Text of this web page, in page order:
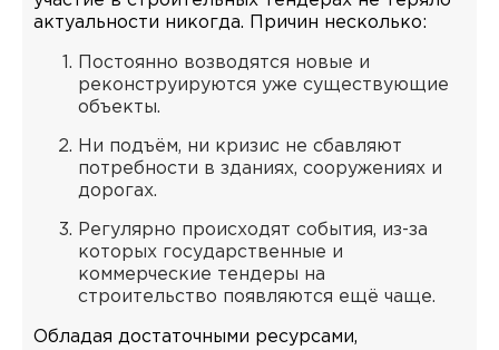
актуальности никогда. Причин несколько:
Постоянно возводятся новые и
реконструируются уже существующие
объекты.
Ни подъём, ни кризис не сбавляют
потребности в зданиях, сооружениях и
дорогах.
Регулярно происходят события, из-за
которых государственные и
коммерческие тендеры на
строительство появляются ещё чаще.
Обладая достаточными ресурсами,